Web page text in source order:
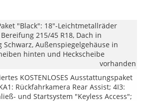
"Black": 18"-Leichtmetallräder
215/45 R18, Dach in
Schwarz, Außenspiegelgehäuse in
hinten und Heckscheibe
vorhanden
KOSTENLOSES Ausstattungspaket
Rückfahrkamera Rear Assist; 4I3:
und Startsystem "Keyless Access";